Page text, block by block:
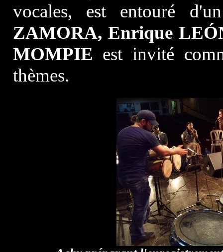
vocales, est entouré
ZAMORA, Enrique
MOMPIE est invité
thèmes.